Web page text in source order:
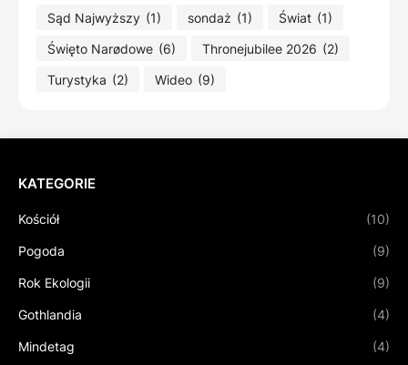
Sąd Najwyższy (1) sondaż (1) Świat (1)
Święto Narødowe (6) Thronejubilee 2026 (2)
Turystyka (2) Wideo (9)
KATEGORIE
Kościół (10)
Pogoda (9)
Rok Ekologii (9)
Gothlandia (4)
Mindetag (4)